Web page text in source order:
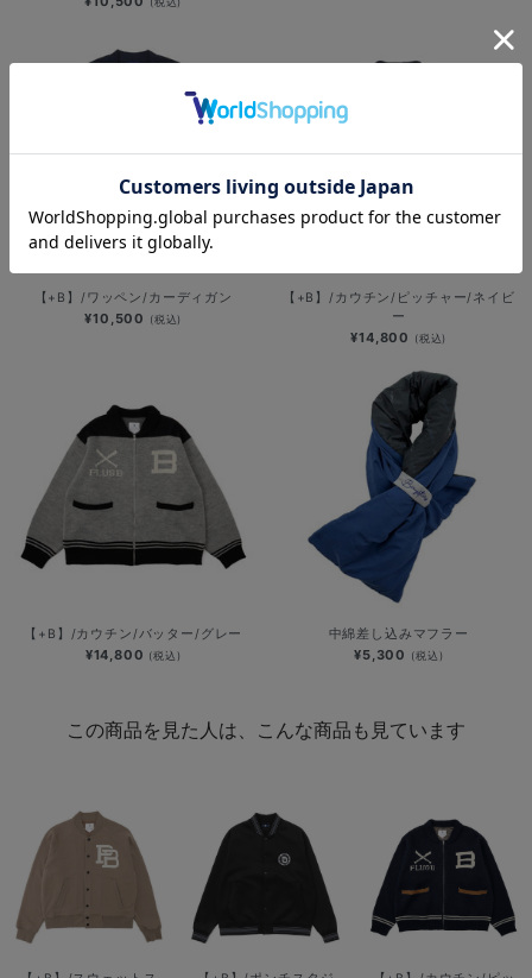
【+B】/ワッペン/カーディガン
¥10,500 (税込)
【+B】/カウチン/ピッチャー/ネイビ
ー
¥14,800 (税込)
【+B】/カウチン/バッター/グレー
¥14,800 (税込)
中綿差し込みマフラー
¥5,300 (税込)
この商品を見た人は、こんな商品も見ています